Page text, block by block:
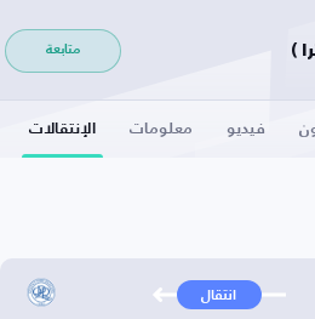
متابعة
فيديو معلومات الإنتقالات
انتقال